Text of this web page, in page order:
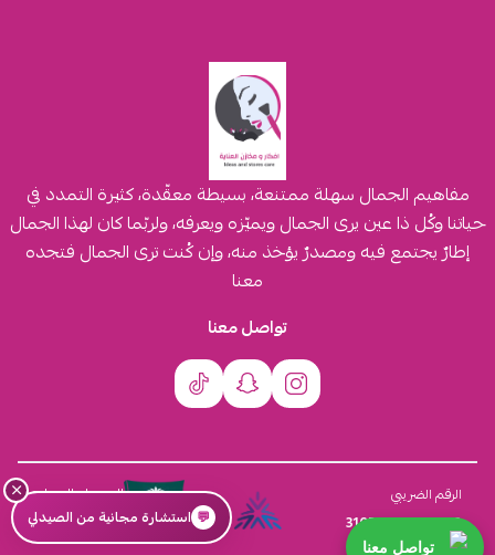
مفاهيم الجمال سهلة ممتنعة، بسيطة معقّدة، كثيرة التمدد في
حياتنا وكُل ذا عين يرى الجمال ويميّزه ويعرفه، ولربّما كان لهذا الجمال
إطارٌ يجتمع فيه ومصدرٌ يؤخذ منه، وإن كُنت ترى الجمال فتجده
معنا
تواصل معنا
الرقم الضريبي
310555259800003
السجل التجاري
4030431116
×
💬 استشارة مجانية من الصيدلي
تواصل معنا